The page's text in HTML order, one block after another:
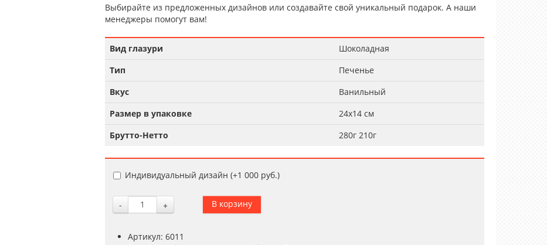
Выбирайте из предложенных дизайнов или создавайте свой уникальный подарок. А наши
менеджеры помогут вам!
Вид глазури
Шоколадная
Тип
Печенье
Вкус
Ванильный
Размер в упаковке
24x14 см
Брутто-Нетто
280г 210г
Индивидуальный дизайн (+1 000 руб.)
- +
Артикул: 6011